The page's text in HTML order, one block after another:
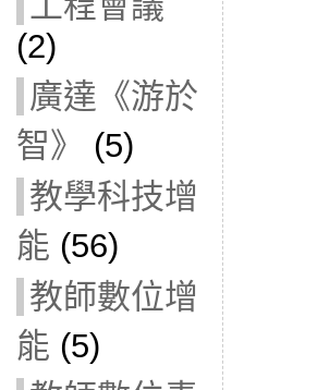
(2)
廣達《游於
智》
(5)
教學科技增
能 (56)
教師數位增
能 (5)